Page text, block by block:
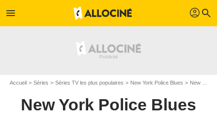
menu profil search
Accueil Séries Séries TV les plus populaires New York Police Blues New York Police Blues S03
New York Police Blues